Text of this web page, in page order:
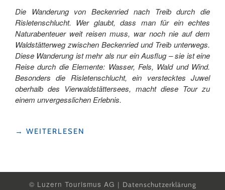
Die Wanderung von Beckenried nach Treib durch die
Risletenschlucht. Wer glaubt, dass man für ein echtes
Naturabenteuer weit reisen muss, war noch nie auf dem
Waldstätterweg zwischen Beckenried und Treib unterwegs.
Diese Wanderung ist mehr als nur ein Ausflug – sie ist eine
Reise durch die Elemente: Wasser, Fels, Wald und Wind.
Besonders die Risletenschlucht, ein verstecktes Juwel
oberhalb des Vierwaldstättersees, macht diese Tour zu
einem unvergesslichen Erlebnis.
"ABENTEUER
WOLKENMEER"
→ WEITERLESEN
© Luzern Tourismus AG | Datenschutzerklärung